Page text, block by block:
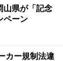
県が「記念
ペーン
カー規制法違